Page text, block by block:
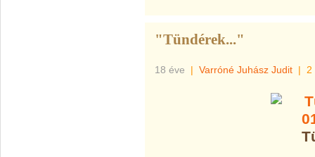
"Tündérek..."
18 éve | Varróné Juhász Judit | 2